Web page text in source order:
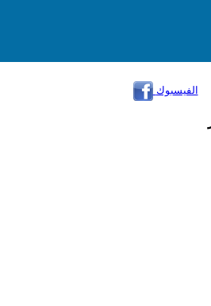
الفيسبوك